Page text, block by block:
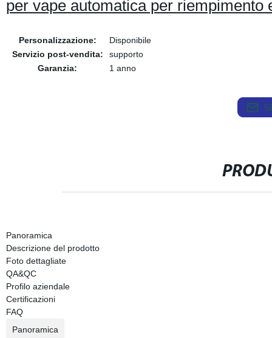
per vape automatica per riempimento
Personalizzazione:
Disponibile
Servizio post-vendita:
supporto
Garanzia:
1 anno
Panoramica
Descrizione del prodotto
Foto dettagliate
QA&QC
Profilo aziendale
Certificazioni
FAQ
Panoramica